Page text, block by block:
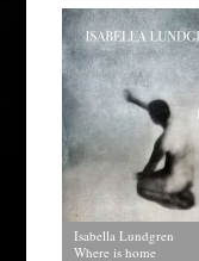
Isabella Lundgren
Where is home